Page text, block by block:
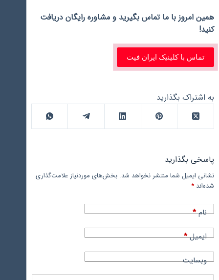
همین امروز با ما تماس بگیرید و مشاوره رایگان دریافت
کنید!
تماس با کلینیک ایران فیت
به اشتراک بگذارید
پاسخی بگذارید
نشانی ایمیل شما منتشر نخواهد شد. بخش‌های موردنیاز علامت‌گذاری
شده‌اند *
نام*
ایمیل*
وبسایت